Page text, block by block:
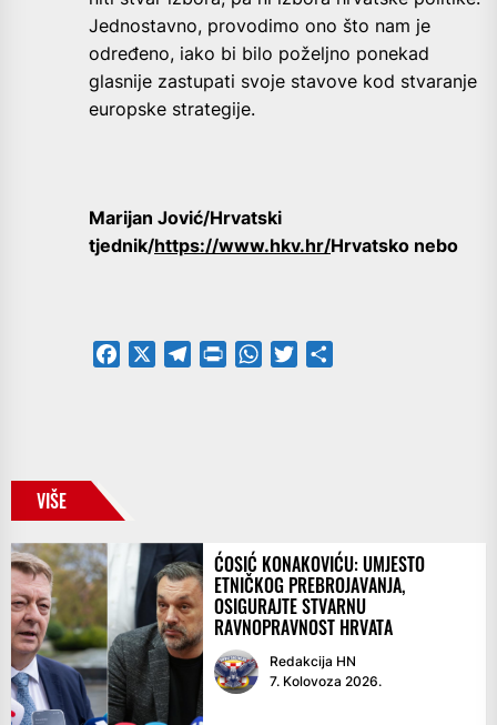
Jednostavno, provodimo ono što nam je
određeno, iako bi bilo poželjno ponekad
glasnije zastupati svoje stavove kod stvaranje
europske strategije.
Marijan Jović/Hrvatski
tjednik/https://www.hkv.hr/Hrvatsko nebo
Facebook TelegramPrintFriendly
WhatsApp
Twitter
VIŠE
ĆOSIĆ KONAKOVIĆU: UMJESTO
ETNIČKOG PREBROJAVANJA,
OSIGURAJTE STVARNU
RAVNOPRAVNOST HRVATA
Redakcija HN
7. Kolovoza 2026.